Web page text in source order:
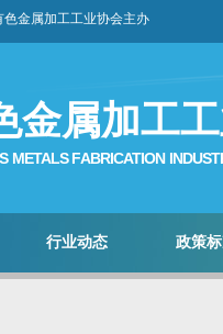
金属加工工业协会主办
金属加工
METALS FABRICATION
行业动态 政策